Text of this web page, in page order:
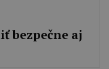
bezpečne aj